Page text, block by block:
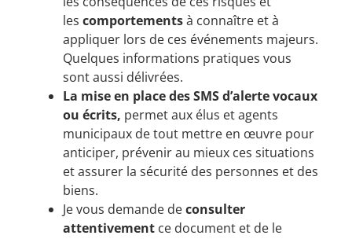
les comportementsà connaître et à
appliquer lors de ces événements majeurs.
Quelques informations pratiques vous
sont aussi délivrées.
La mise en place des SMS d’alerte vocaux
ou écrits, permet aux élus et agents
municipaux de tout mettre en œuvre pour
anticiper, prévenir au mieux ces situations
et assurer la sécurité des personnes et des
biens.
Je vous demande deconsulter
attentivement ce document et de le